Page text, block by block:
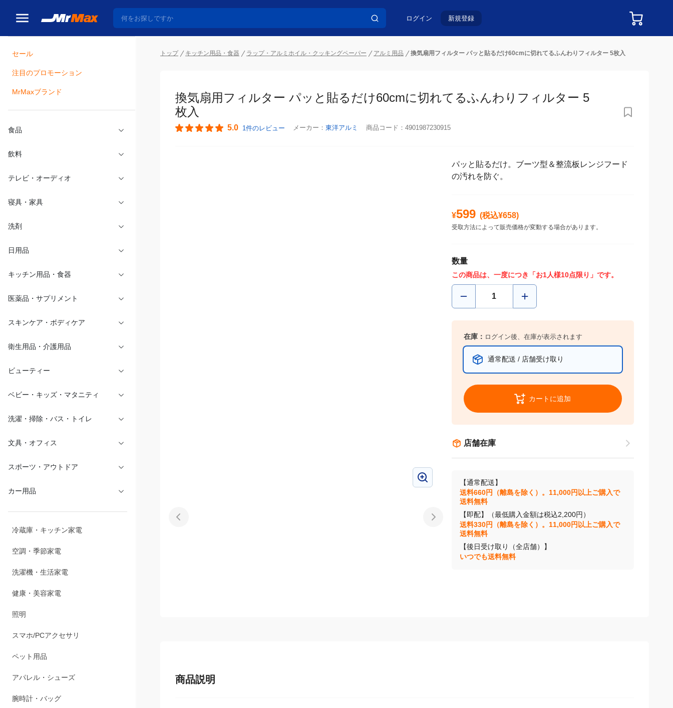
ログイン 新規登録
セール
注目のプロモーション
MrMaxブランド
食品
飲料
テレビ・オーディオ
寝具・家具
洗剤
日用品
キッチン用品・食器
医薬品・サプリメント
スキンケア・ボディケア
衛生用品・介護用品
ビューティー
ベビー・キッズ・マタニティ
洗濯・掃除・バス・トイレ
文具・オフィス
スポーツ・アウトドア
カー用品
冷蔵庫・キッチン家電
空調・季節家電
洗濯機・生活家電
健康・美容家電
照明
スマホ/PCアクセサリ
ペット用品
アパレル・シューズ
腕時計・バッグ
トップ キッチン用品・食器 ラップ・アルミホイル・クッキングペーパー アルミ用品 換気扇用フィルター パッと貼るだけ60cmに切れてるふんわりフィルター 5枚入
換気扇用フィルター パッと貼るだけ60cmに切れてるふんわりフィルター 5
枚入
5.0 1件のレビュー メーカー： 東洋アルミ 商品コード： 4901987230915
パッと貼るだけ。ブーツ型＆整流板レンジフード
の汚れを防ぐ。
¥599 (税込¥658)
受取方法によって販売価格が変動する場合があります。
数量
この商品は、一度につき「お1人様10点限り」です。
在庫： ログイン後、在庫が表示されます
通常配送 / 店舗受け取り
カートに追加
店舗在庫
【通常配送】
送料660円（離島を除く）。11,000円以上ご購入で
送料無料
【即配】（最低購入金額は税込2,200円）
送料330円（離島を除く）。11,000円以上ご購入で
送料無料
【後日受け取り（全店舗）】
いつでも送料無料
商品説明